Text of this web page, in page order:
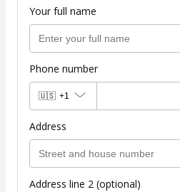
Your full name
Phone number
🇺🇸 +1
Address
Address line 2 (optional)